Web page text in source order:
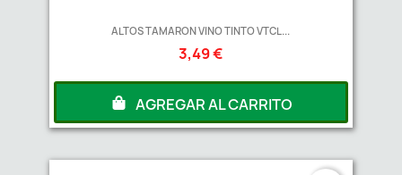
ALTOS TAMARON VINO TINTO VTCL...
3,49 €
AGREGAR AL CARRITO